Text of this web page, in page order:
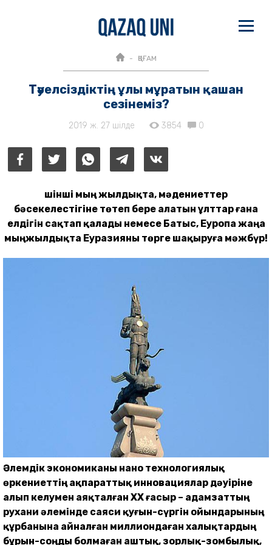
ҚОҒАМ
Тәуелсіздіктің ұлы мұратын қашан
сезінеміз?
2019 ж. 27 шілде 3854 0
Үшінші мың жылдықта, мәдениеттер
бәсекелестігіне төтеп бере алатын ұлттар ғана
елдігін сақтап қалады немесе Батыс, Еуропа жаңа
мыңжылдықта Еуразияны төрге шақыруға мәжбүр!
Әлемдік экономиканы нано технологиялық
өркениеттің ақпараттық инновациялар дәуі­ріне
алып келумен аяқталған XX ғасыр – адамзаттың
рухани әлемінде саяси қуғын-сүргін ойындарының
құрбанына айналған миллиондаған халықтардың
бұрын-соңды болмаған аштық, зорлық-зомбылық,